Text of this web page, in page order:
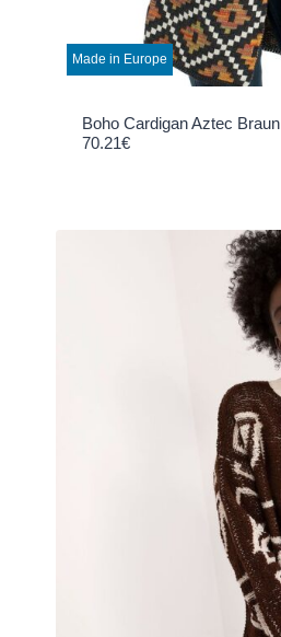
Made in Europe
Boho Cardigan Aztec Braun
70.21€